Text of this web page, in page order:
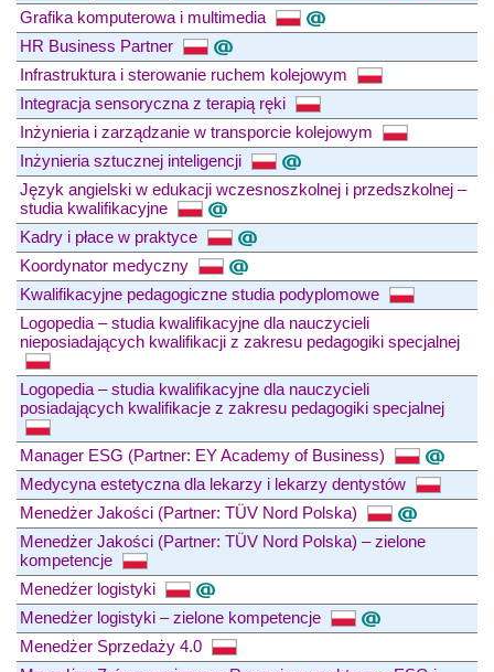
Grafika komputerowa i multimedia
HR Business Partner
Infrastruktura i sterowanie ruchem kolejowym
Integracja sensoryczna z terapią ręki
Inżynieria i zarządzanie w transporcie kolejowym
Inżynieria sztucznej inteligencji
Język angielski w edukacji wczesnoszkolnej i przedszkolnej –
studia kwalifikacyjne
Kadry i płace w praktyce
Koordynator medyczny
Kwalifikacyjne pedagogiczne studia podyplomowe
Logopedia – studia kwalifikacyjne dla nauczycieli
nieposiadających kwalifikacji z zakresu pedagogiki specjalnej
Logopedia – studia kwalifikacyjne dla nauczycieli
posiadających kwalifikacje z zakresu pedagogiki specjalnej
Manager ESG (Partner: EY Academy of Business)
Medycyna estetyczna dla lekarzy i lekarzy dentystów
Menedżer Jakości (Partner: TÜV Nord Polska)
Menedżer Jakości (Partner: TÜV Nord Polska) – zielone
kompetencje
Menedżer logistyki
Menedżer logistyki – zielone kompetencje
Menedżer Sprzedaży 4.0